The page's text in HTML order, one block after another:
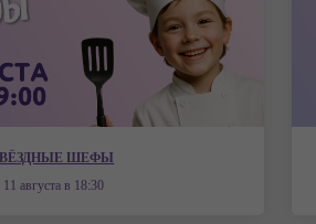
ШЕФЫ
11 августа в 18:30